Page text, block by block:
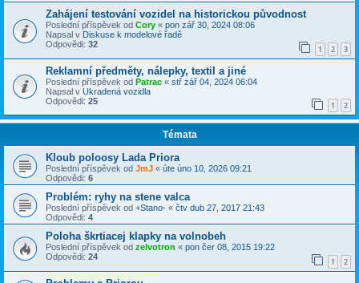
Zahájení testování vozidel na historickou původnost
Poslední příspěvek od Cory « pon zář 30, 2024 08:06
Napsal v Diskuse k modelové řadě
Odpovědi: 32 1 2 3
Reklamní předměty, nálepky, textil a jiné
Poslední příspěvek od Patrac « stř zář 04, 2024 06:04
Napsal v Ukradená vozidla
Odpovědi: 25 1 2
Témata
Kloub poloosy Lada Priora
Poslední příspěvek od JmJ « úte úno 10, 2026 09:21
Odpovědi: 6
Problém: ryhy na stene valca
Poslední příspěvek od +Stano- « čtv dub 27, 2017 21:43
Odpovědi: 4
Poloha škrtiacej klapky na volnobeh
Poslední příspěvek od zelvotron « pon čer 08, 2015 19:22
Odpovědi: 24 1 2